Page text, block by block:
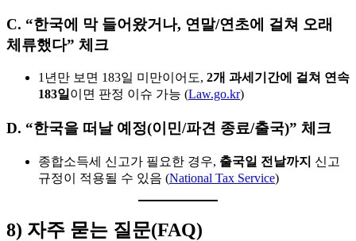
C. “한국에 막 들어왔거나, 연말/연초에 걸쳐 오래
체류했다” 체크
1년만 보면 183일 미만이어도, 2개 과세기간에 걸쳐 연속
183일 이면 판정 이슈 가능 (Law.go.kr)
D. “한국을 떠날 예정(이민/파견 종료/출국)” 체크
종합소득세 신고가 필요한 경우, 출국일 전날까지 신고
규정이 적용될 수 있음 (National Tax Service)
8) 자주 묻는 질문(FAQ)